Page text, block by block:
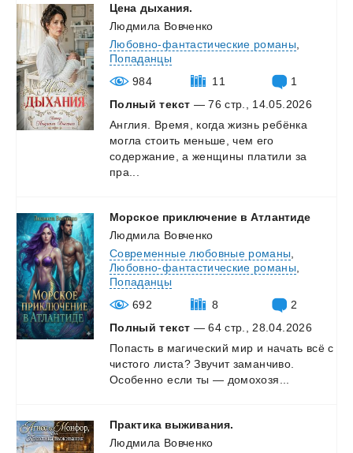
Цена дыхания.
Людмила Вовченко
Любовно-фантастические романы
Попаданцы
984
11
1
Полный текст — 76 стр., 14.05.2026
Англия. Время, когда жизнь ребёнка
могла стоить меньше, чем его
содержание, а женщины платили за
пра...
Морское приключение в Атлантиде
Людмила Вовченко
Современные любовные романы
Любовно-фантастические романы
Попаданцы
692
8
2
Полный текст — 64 стр., 28.04.2026
Попасть в магический мир и начать всё с
чистого листа? Звучит заманчиво.
Особенно если ты — домохозя...
Практика выживания.
Людмила Вовченко